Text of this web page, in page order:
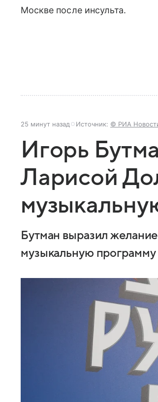
Москве после инсульта.
25 минут назад Источник: © РИА
Игорь
Ларисой
Бутман выразил
музыкальную программу